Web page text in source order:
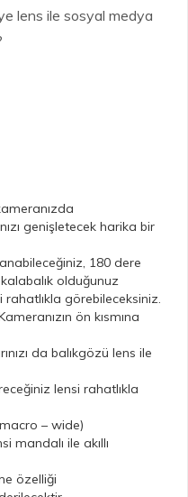
lens ile sosyal medya
genişletecek harika bir
180 dere
olduğunuz
görebileceksiniz.
ön kısmına
da balıkgözü lens ile
lensi rahatlıkla
– wide)
mandalı ile akıllı
özelliği